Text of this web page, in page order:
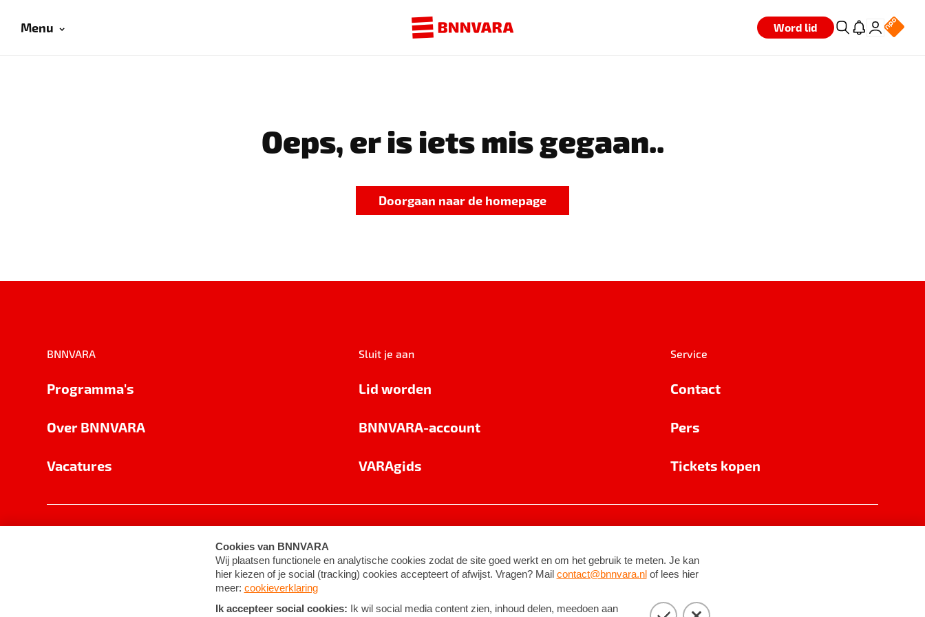
Menu Word lid
Oeps, er is iets mis gegaan..
Doorgaan naar de homepage
BNNVARA
Programma's
Over BNNVARA
Vacatures
Sluit je aan
Lid worden
BNNVARA-account
VARAgids
Service
Contact
Pers
Tickets kopen
Cookie-instellingen Algemene voorwaarden ©2026BNNVARA